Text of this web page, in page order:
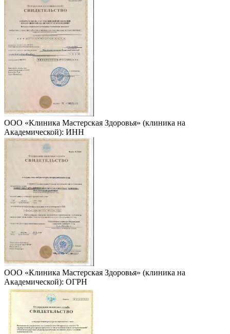
ООО «Клиника Мастерская Здоровья» (клиника на
Академической): ИНН
ООО «Клиника Мастерская Здоровья» (клиника на
Академической): ОГРН